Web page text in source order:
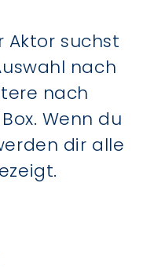
Aktor suchst
nach
nach
Wenn du
dir alle